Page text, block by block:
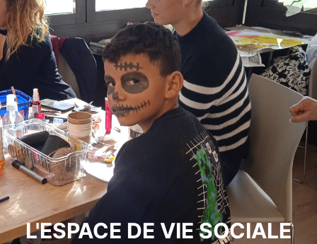
L'ESPACE DE VIE SOCIALE